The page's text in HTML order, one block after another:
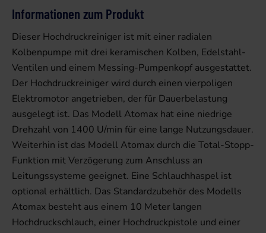
Informationen zum Produkt
Dieser Hochdruckreiniger ist mit einer radialen
Kolbenpumpe mit drei keramischen Kolben, Edelstahl-
Ventilen und einem Messing-Pumpenkopf ausgestattet.
Der Hochdruckreiniger wird durch einen vierpoligen
Elektromotor angetrieben, der für Dauerbelastung
ausgelegt ist. Das Modell Atomax hat eine niedrige
Drehzahl von 1400 U/min für eine lange Nutzungsdauer.
Weiterhin ist das Modell Atomax durch die Total-Stopp-
Funktion mit Verzögerung zum Anschluss an
Leitungssysteme geeignet. Eine Schlauchhaspel ist
optional erhältlich. Das Standardzubehör des Modells
Atomax besteht aus einem 10 Meter langen
Hochdruckschlauch, einer Hochdruckpistole und einer